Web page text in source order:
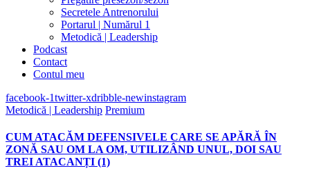
Secretele Antrenorului
Portarul | Numărul 1
Metodică | Leadership
Podcast
Contact
Contul meu
facebook-1twitter-xdribble-newinstagram
Metodică | Leadership Premium
CUM ATACĂM DEFENSIVELE CARE SE APĂRĂ ÎN
ZONĂ SAU OM LA OM, UTILIZÂND UNUL, DOI SAU
TREI ATACANȚI (1)